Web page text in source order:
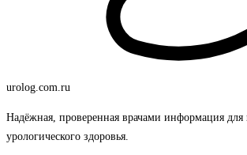
urolog.com.ru
Надёжная, проверенная врачами информация для
урологического здоровья.